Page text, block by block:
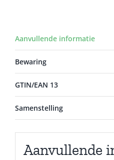
Aanvullende informatie
Bewaring
GTIN/EAN 13
Samenstelling
Aanvullende